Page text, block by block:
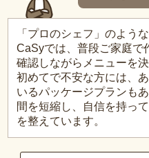
「プロのシェフ」のよう
CaSyでは、普段ご家庭で
確認しながらメニューを決
初めてで不安な方には、
いるパッケージプランも
間を短縮し、自信を持っ
を整えています。